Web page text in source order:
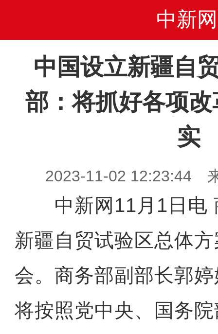
中新网
中国设立新疆自
部：将抓好各项
实
2023-11-02 12:23:44
中新网11月1日电
新疆自贸试验区总体
会。商务部副部长郭
将按照党中央、国务